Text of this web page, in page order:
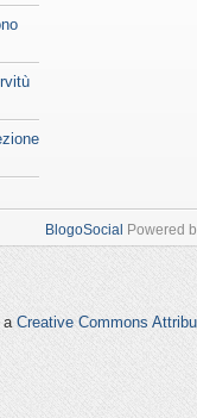
BlogoSocial Powered
a Creative Commons